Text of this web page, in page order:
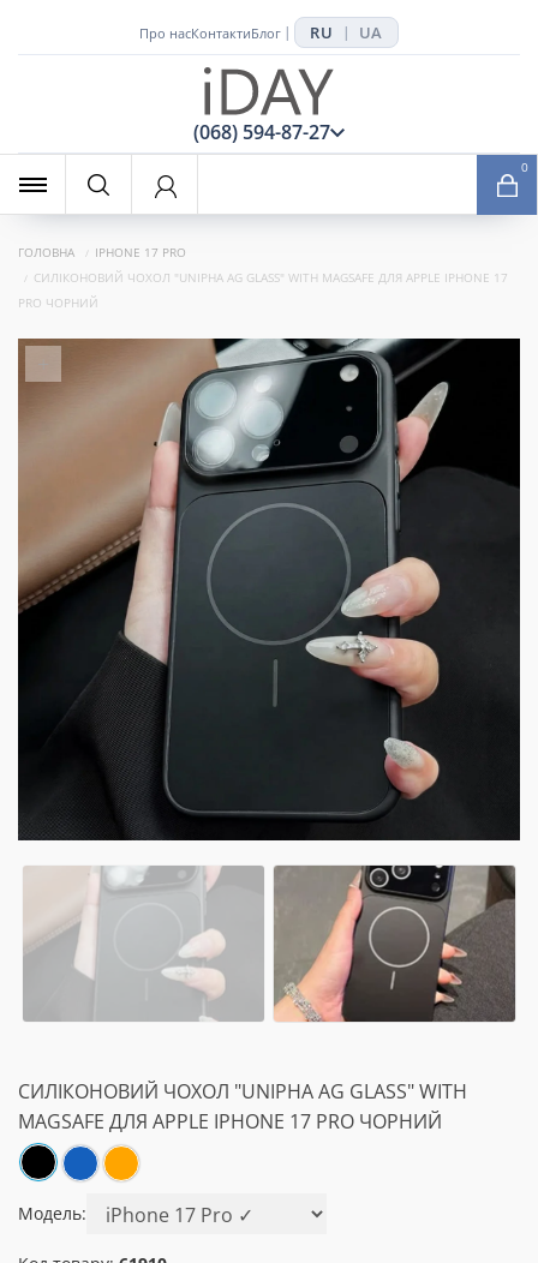
Про насКонтактиБлог | RU | UA
(068) 594-87-27
0
ГОЛОВНА
IPHONE 17 PRO
СИЛІКОНОВИЙ ЧОХОЛ "UNIPHA AG GLASS" WITH MAGSAFE ДЛЯ APPLE IPHONE 17
PRO ЧОРНИЙ
СИЛІКОНОВИЙ ЧОХОЛ "UNIPHA AG GLASS" WITH
MAGSAFE ДЛЯ APPLE IPHONE 17 PRO ЧОРНИЙ
Модель: